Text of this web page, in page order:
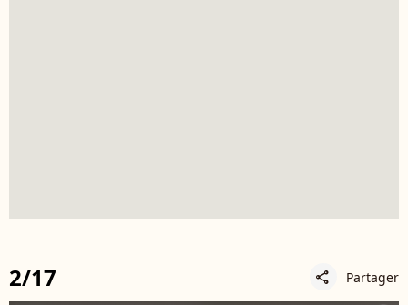
2/17 share Partager